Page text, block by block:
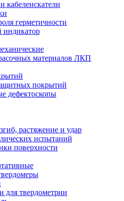
кабелеискатели
герметичности
материалов ЛКП
покрытий
дефектоскопы
растяжение и удар
испытаний
поверхности
для твердометрии